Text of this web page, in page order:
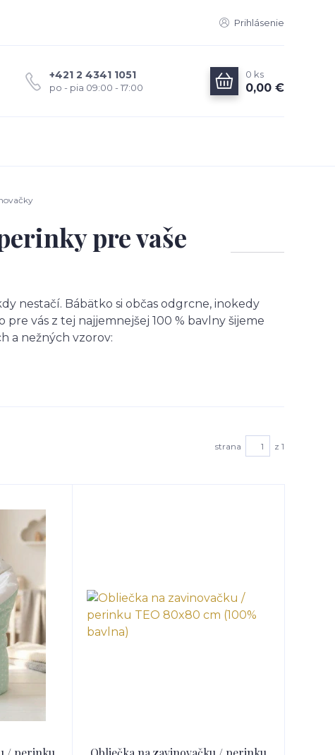
Prihlásenie
+421 2 4341 1051
po - pia 09:00 - 17:00
0 ks
0,00 €
pre vaše
nestačí. Bábätko si občas odgrcne, inokedy
vás z tej najjemnejšej 100 % bavlny šijeme
a nežných vzorov:
strana z 1